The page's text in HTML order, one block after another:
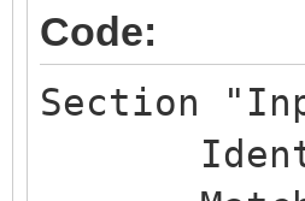
Code:
Section